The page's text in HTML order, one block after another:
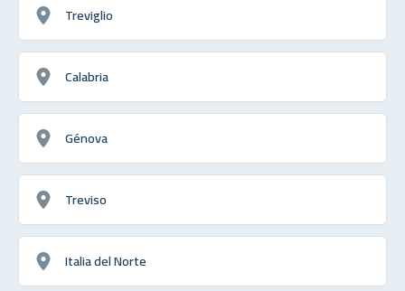
Treviglio
Calabria
Génova
Treviso
Italia del Norte